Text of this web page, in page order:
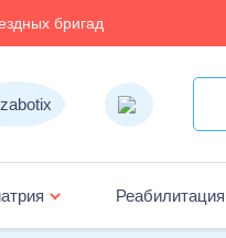
бригад
Реабилитация